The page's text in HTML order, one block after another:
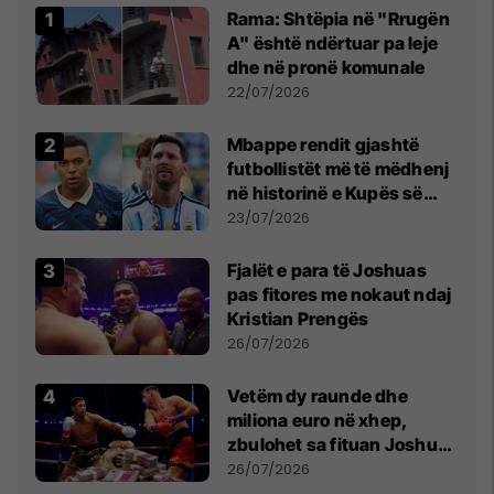
Rama: Shtëpia në "Rrugën
A" është ndërtuar pa leje
dhe në pronë komunale
22/07/2026
Mbappe rendit gjashtë
futbollistët më të mëdhenj
në historinë e Kupës së
Botës, Messi mbetet i dyti
23/07/2026
Fjalët e para të Joshuas
pas fitores me nokaut ndaj
Kristian Prengës
26/07/2026
Vetëm dy raunde dhe
miliona euro në xhep,
zbulohet sa fituan Joshua
e Prenga
26/07/2026